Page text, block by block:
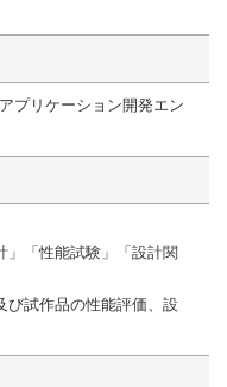
リケーション開発エン
」「性能試験」「設計関
び試作品の性能評価、設